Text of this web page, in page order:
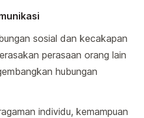
sosial dan kecakapan
perasaan orang lain
hubungan
individu, kemampuan